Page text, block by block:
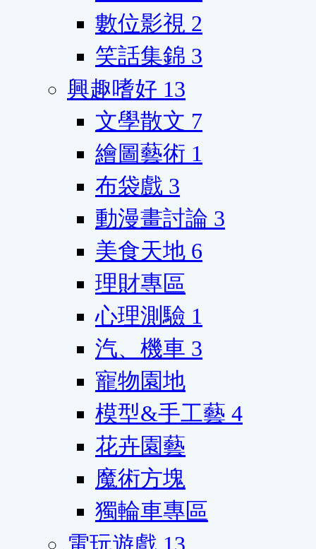
數位影視 2
笑話集錦 3
興趣嗜好 13
文學散文 7
繪圖藝術 1
布袋戲 3
動漫畫討論 3
美食天地 6
理財專區
心理測驗 1
汽、機車 3
寵物園地
模型&手工藝 4
花卉園藝
魔術方塊
獨輪車專區